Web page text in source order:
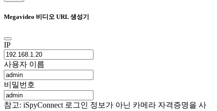
Megavideo 비디오 URL 생성기
IP
사용자 이름
비밀번호
참고: iSpyConnect 로그인 정보가 아닌 카메라 자격증명을 사